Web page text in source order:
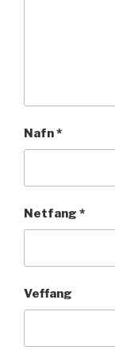
Nafn*
Netfang *
Veffang